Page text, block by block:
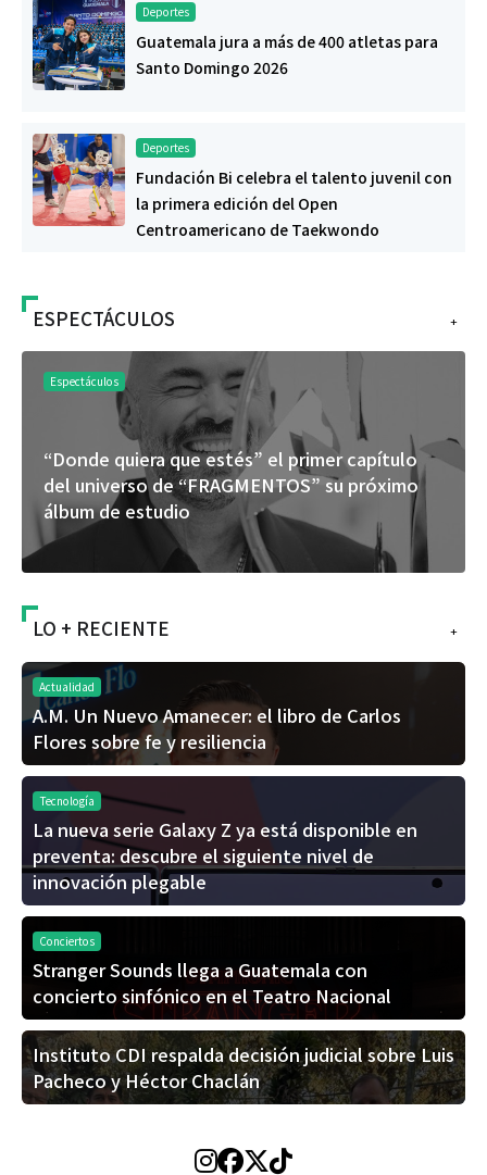
Deportes
Guatemala jura a más de 400 atletas para
Santo Domingo 2026
Deportes
Fundación Bi celebra el talento juvenil con
la primera edición del Open
Centroamericano de Taekwondo
+
ESPECTÁCULOS
Espectáculos
“Donde quiera que estés” el primer capítulo
del universo de “FRAGMENTOS” su próximo
álbum de estudio
+
LO + RECIENTE
Actualidad
A.M. Un Nuevo Amanecer: el libro de Carlos
Flores sobre fe y resiliencia
Tecnología
La nueva serie Galaxy Z ya está disponible en
preventa: descubre el siguiente nivel de
innovación plegable
Conciertos
Stranger Sounds llega a Guatemala con
concierto sinfónico en el Teatro Nacional
Instituto CDI respalda decisión judicial sobre Luis
Pacheco y Héctor Chaclán